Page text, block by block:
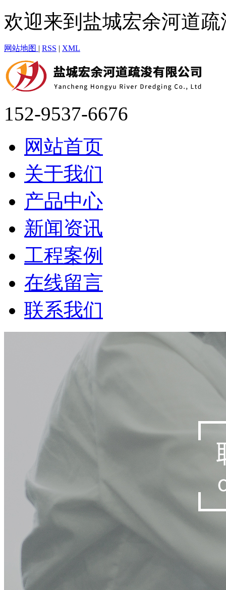
欢迎来到盐城宏余河道
网站地图 | RSS | XML
152-9537-6676
网站首页
关于我们
产品中心
新闻资讯
工程案例
在线留言
联系我们